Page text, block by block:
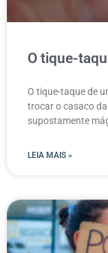
O tique-
O tique-taque de
trocar o casaco
supostamente
LEIA MAIS »